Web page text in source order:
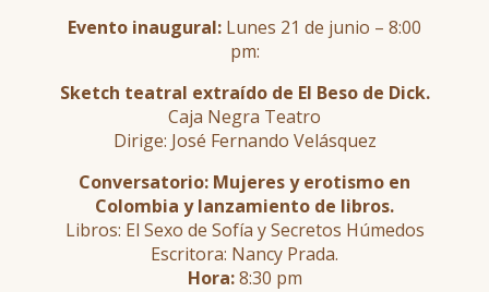
Evento inaugural: Lunes 21 de junio – 8:00
pm:
Sketch teatral extraído de El Beso de Dick.
Caja Negra Teatro
Dirige: José Fernando Velásquez
Conversatorio: Mujeres y erotismo en
Colombia y lanzamiento de libros.
Libros: El Sexo de Sofía y Secretos Húmedos
Escritora: Nancy Prada.
Hora:8:30 pm